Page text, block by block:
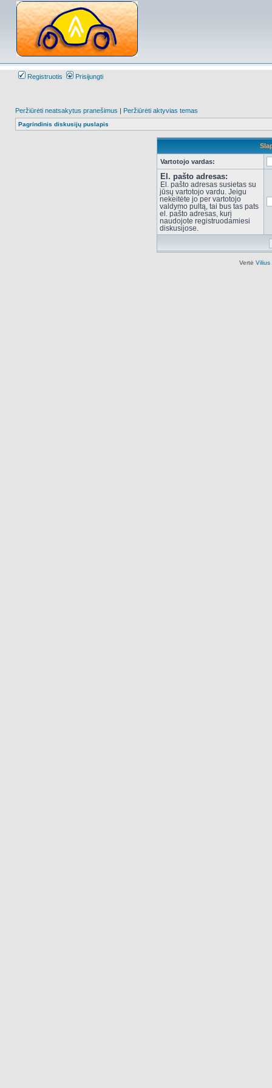
Registruotis Prisijungti
Peržiūrėti neatsakytus pranešimus | Peržiūrėti aktyvias temas
Pagrindinis diskusijų puslapis
Vartotojo vardas:
El. pašto adresas:
El. pašto adresas susietas su
jūsų vartotojo vardu. Jeigu
nekeitėte jo per vartotojo
valdymo pultą, tai bus tas pats
el. pašto adresas, kurį
naudojote registruodamiesi
diskusijose.
Vertė Vilius